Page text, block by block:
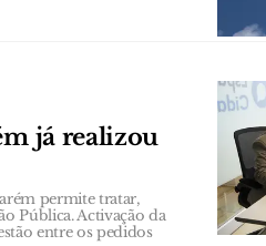
já realizou
permite tratar,
Pública. Activação da
entre os pedidos